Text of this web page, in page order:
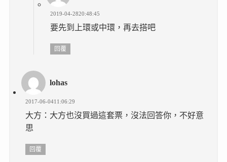
2019-04-2820:48:45
要先到上環或中環，再去搭吧
回覆
lohas
2017-06-0411:06:29
大方：大方也沒買過這套票，沒法回答你，不好意
思
回覆